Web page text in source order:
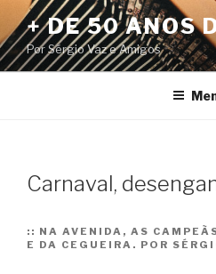
Pular
para
o
conteúdo
+ DE 50 ANOS
Por Sérgio Vaz e Amigos
Carnaval,
:: NA AVENIDA, AS
E DA CEGUEIRA. POR